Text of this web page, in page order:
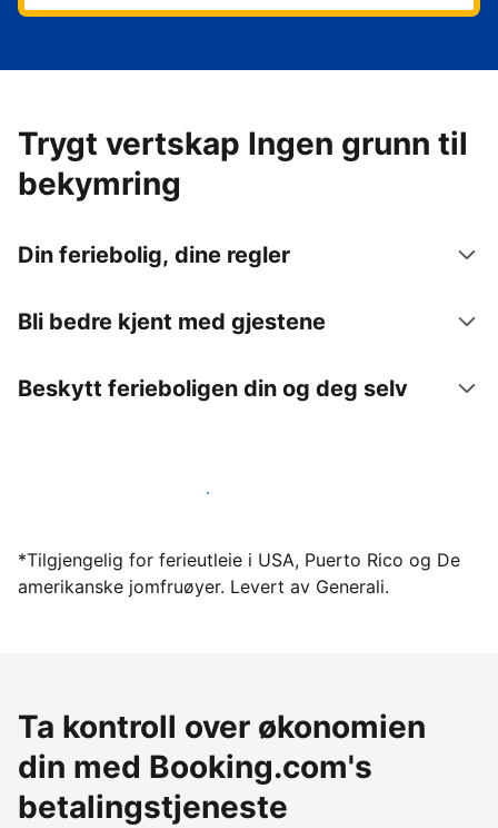
Trygt vertskap Ingen grunn til
bekymring
Din feriebolig, dine regler
Bli bedre kjent med gjestene
Beskytt ferieboligen din og deg selv
Lei ut ferieboligen din gjennom oss i dag
*Tilgjengelig for ferieutleie i USA, Puerto Rico og De
amerikanske jomfruøyer. Levert av Generali.
Ta kontroll over økonomien
din med Booking.com's
betalingstjeneste